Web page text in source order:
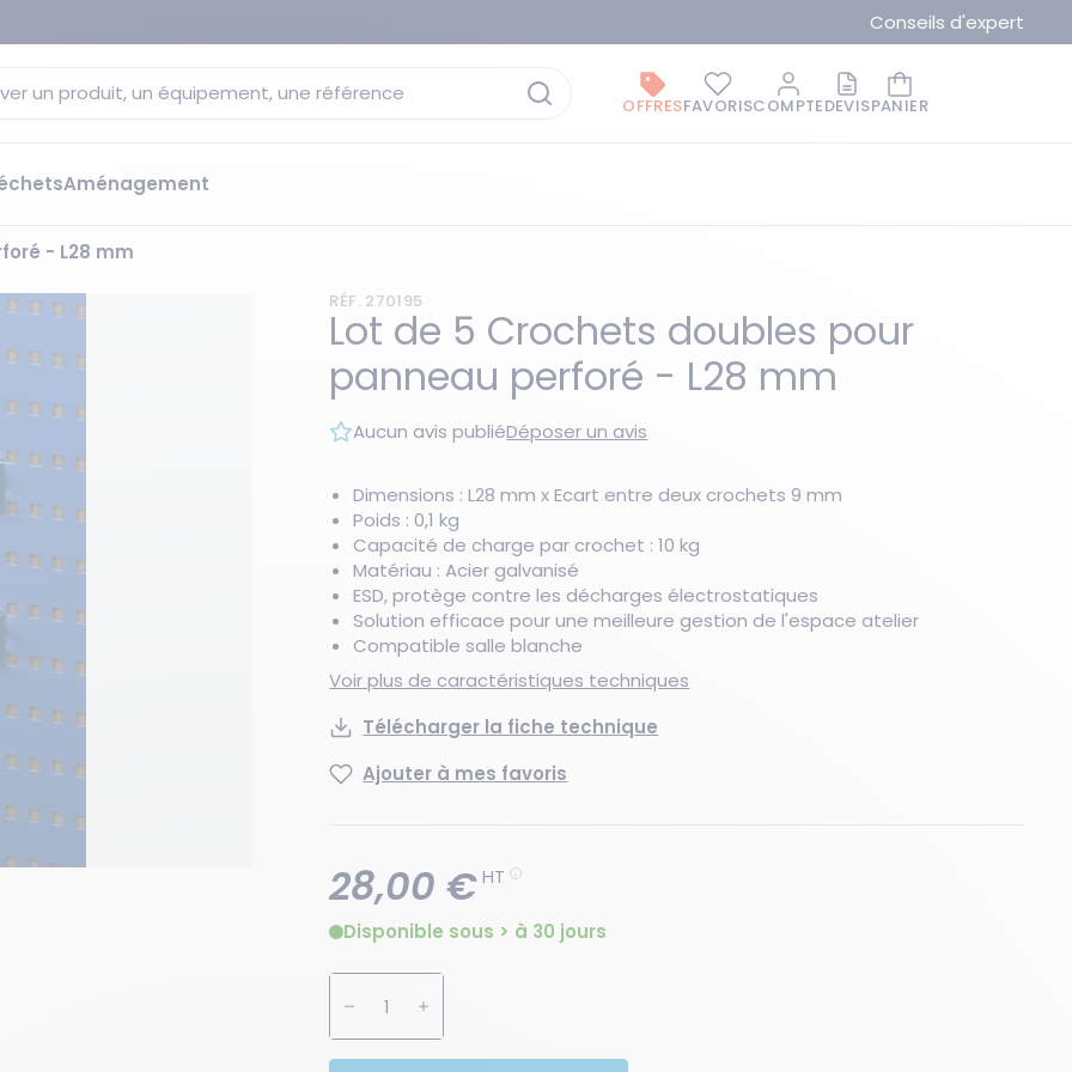
Conseils d'expert
un produit, un équipement, une référence
OFFRESFAVORISCOMPTEDEVISPANIER
Nouveau produit
Les essentiels du moment
et citernes
de rétention
Les essentiels du moment
Nouveau produit
Les essentiels du moment
Aménagement
Nouveaux produits
Les essentiels du moment
- L28 mm
Lot de 5 Crochets doubles pour
panneau perforé - L28 mm
RÉF. 270195
Aucun avis publiéDéposer un avis
Dimensions : L28 mm x Ecart entre deux crochets 9 mm
Poids : 0,1 kg
Capacité de charge par crochet : 10 kg
Matériau : Acier galvanisé
ESD, protège contre les décharges électrostatiques
Solution efficace pour une meilleure gestion de l'espace atelier
Compatible salle blanche
Voir plus de caractéristiques techniques
Télécharger la fiche technique
Ajouter à mes favoris
28,00 € HT
Disponible sous > à 30 jours
Augmenter la quantité